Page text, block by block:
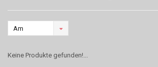
Am
angesehen
Keine Produkte gefunden!...